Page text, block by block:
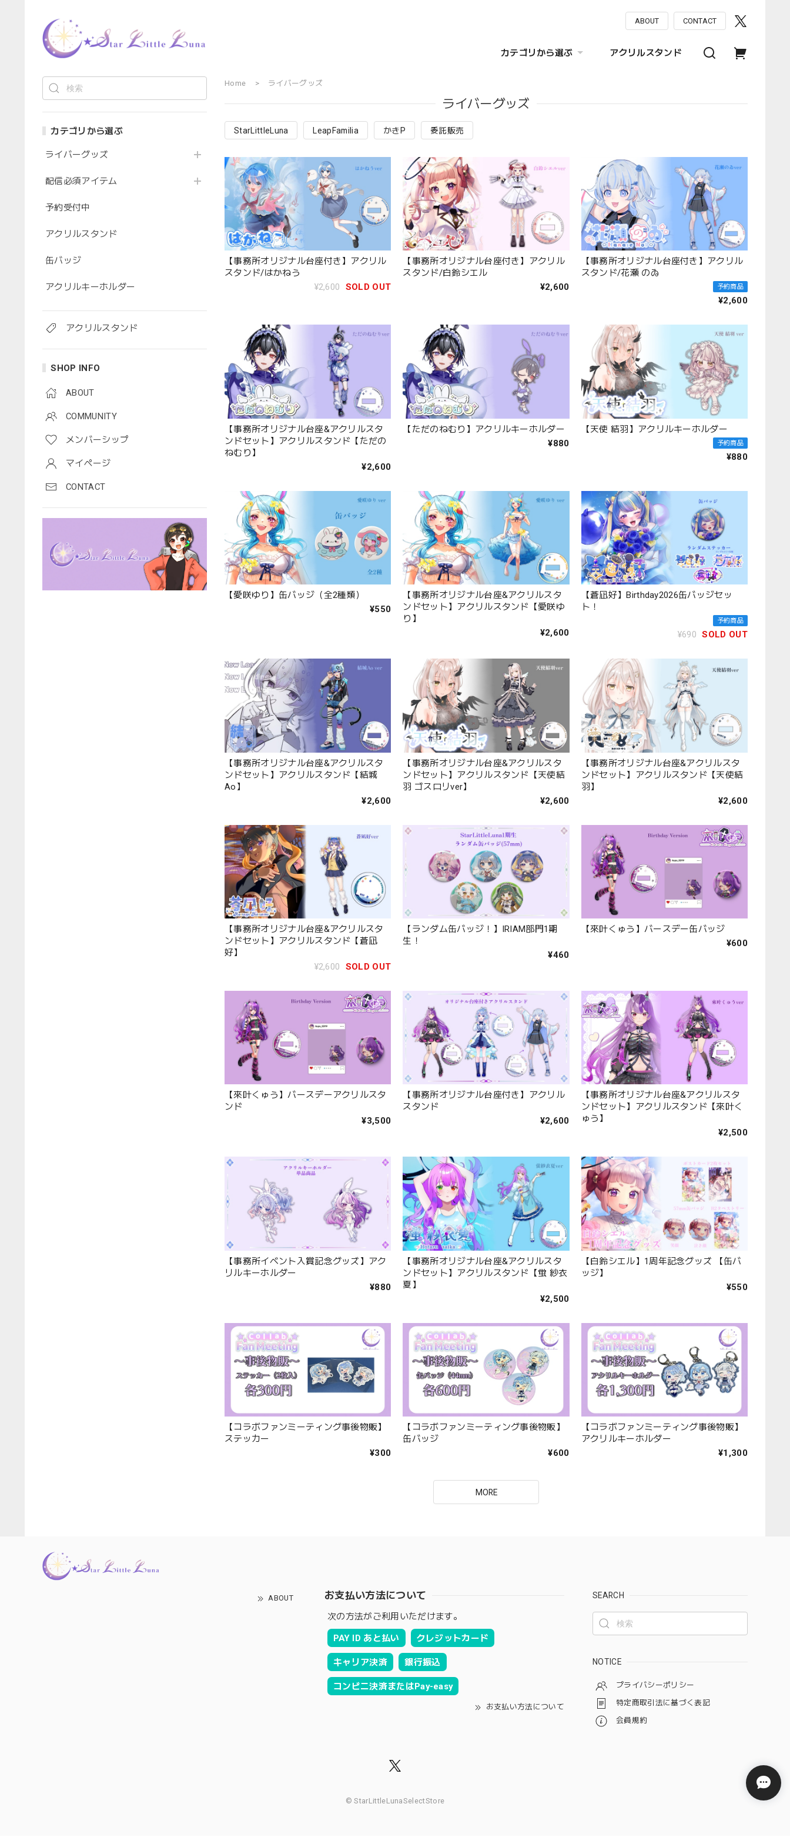
ABOUT CONTACT
カテゴリから選ぶ アクリルスタンド
カテゴリから選ぶ
ライバーグッズ
配信必須アイテム
予約受付中
アクリルスタンド
缶バッジ
アクリルキーホルダー
アクリルスタンド
SHOP INFO
ABOUT
COMMUNITY
メンバーシップ
マイページ
CONTACT
Home ライバーグッズ
ライバーグッズ
StarLittleLuna LeapFamilia かきP 委託販売
【事務所オリジナル台座付き】アクリル
スタンド/はかねう
¥2,600
SOLD OUT
【事務所オリジナル台座付き】アクリル
スタンド/白鈴シエル
¥2,600
【事務所オリジナル台座付き】アクリル
スタンド/花瀬 のゐ
予約商品
¥2,600
【事務所オリジナル台座&アクリルスタ
ンドセット】アクリルスタンド【ただの
ねむり】
¥2,600
【ただのねむり】アクリルキーホルダー
¥880
【天使 結羽】アクリルキーホルダー
予約商品
¥880
【愛咲ゆり】缶バッジ（全2種類）
¥550
【事務所オリジナル台座&アクリルスタ
ンドセット】アクリルスタンド【愛咲ゆ
り】
¥2,600
【蒼凪好】Birthday2026缶バッジセッ
ト！
予約商品
¥690 SOLD OUT
【事務所オリジナル台座&アクリルスタ
ンドセット】アクリルスタンド【結城
Ao】
¥2,600
【事務所オリジナル台座&アクリルスタ
ンドセット】アクリルスタンド【天使結
羽 ゴスロリver】
¥2,600
【事務所オリジナル台座&アクリルスタ
ンドセット】アクリルスタンド【天使結
羽】
¥2,600
【事務所オリジナル台座&アクリルスタ
ンドセット】アクリルスタンド【蒼凪
好】
¥2,600
SOLD OUT
【ランダム缶バッジ！】IRIAM部門1期
生！
¥460
【來叶くゅう】バースデー缶バッジ
¥600
【來叶くゅう】バースデーアクリルスタ
ンド
¥3,500
【事務所オリジナル台座付き】アクリル
スタンド
¥2,600
【事務所オリジナル台座&アクリルスタ
ンドセット】アクリルスタンド【來叶く
ゅう】
¥2,500
【事務所イベント入賞記念グッズ】アク
リルキーホルダー
¥880
【事務所オリジナル台座&アクリルスタ
ンドセット】アクリルスタンド【蛍 紗衣
夏】
¥2,500
【白鈴シエル】1周年記念グッズ 【缶バ
ッジ】
¥550
【コラボファンミーティング事後物販】
ステッカー
¥300
【コラボファンミーティング事後物販】
缶バッジ
¥600
【コラボファンミーティング事後物販】
アクリルキーホルダー
¥1,300
MORE
ABOUT お支払い方法について
次の方法がご利用いただけます。
PAY ID あと払い クレジットカード
キャリア決済 銀行振込
コンビニ決済またはPay-easy
お支払い方法について
SEARCH
NOTICE
プライバシーポリシー
特定商取引法に基づく表記
会員規約
© StarLittleLunaSelectStore